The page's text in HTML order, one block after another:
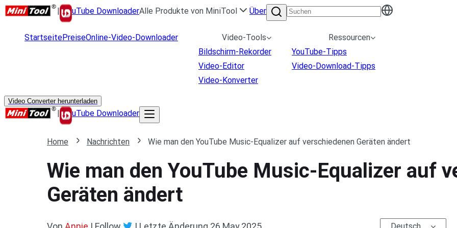
| uTube DownloaderAlle Produkte von MiniTool Über
StartseitePreiseOnline-Video-Downloader
Video-Tools
Bildschirm-Rekorder
Video-Editor
Video-Konverter
Ressourcen
YouTube-Tipps
Video-Download-Tipps
Video Converter herunterladen
| uTube Downloader
Home Nachrichten Wie man den YouTube Music-Equalizer auf verschiedenen Geräten ändert
Wie man den YouTube Music-Equalizer auf
Geräten ändert
Deutsch